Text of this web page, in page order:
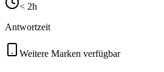
< 2h
Antwortzeit
Weitere Marken verfügbar